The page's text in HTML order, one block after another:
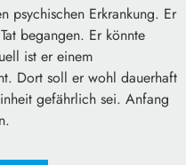
psychischen Erkrankung. Er
begangen. Er könnte
ist er einem
Dort soll er wohl dauerhaft
gefährlich sei. Anfang